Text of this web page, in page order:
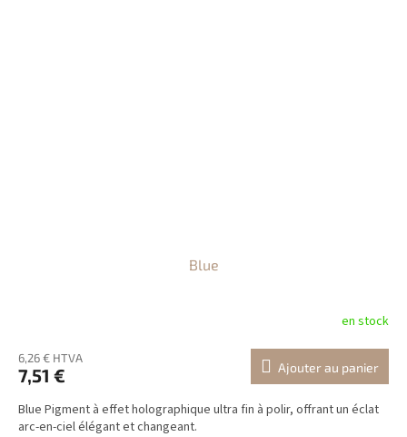
Blue
en stock
6,26 € HTVA
7,51 € Ajouter au panier
Blue Pigment à effet holographique ultra fin à polir, offrant un éclat
arc-en-ciel élégant et changeant.